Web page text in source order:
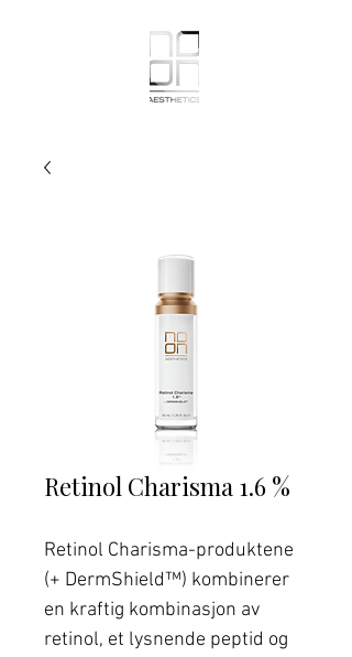
Retinol Charisma 1.6 %
Retinol Charisma-produktene
(+ DermShield™) kombinerer
en kraftig kombinasjon av
retinol, et lysnende peptid og